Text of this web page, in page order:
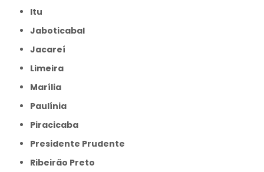
Itu
Jaboticabal
Jacareí
Limeira
Marília
Paulínia
Piracicaba
Presidente Prudente
Ribeirão Preto